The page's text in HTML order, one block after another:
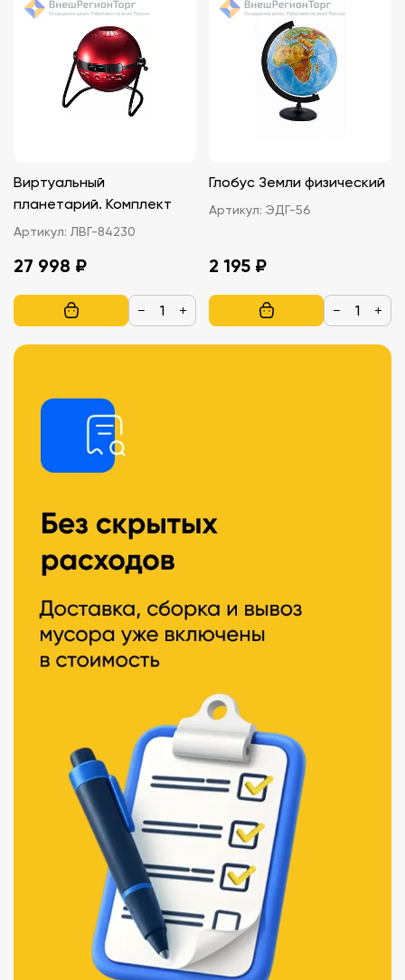
Виртуальный
планетарий. Комплект
Артикул: ЛВГ-84230
27 998 ₽
− +
Глобус Земли физический
Артикул: ЭДГ-56
2 195 ₽
− +